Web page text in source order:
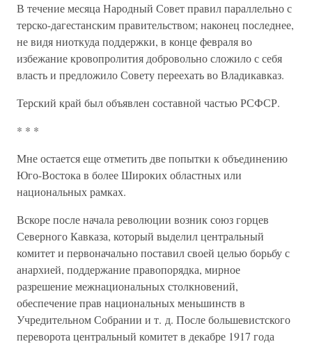
В течение месяца Народный Совет правил параллельно с
терско-дагестанским правительством; наконец последнее,
не видя ниоткуда поддержки, в конце февраля во
избежание кровопролития добровольно сложило с себя
власть и предложило Совету переехать во Владикавказ.
Терский край был объявлен составной частью РСФСР.
* * *
Мне остается еще отметить две попытки к объединению
Юго-Востока в более Широких областных или
национальных рамках.
Вскоре после начала революции возник союз горцев
Северного Кавказа, который выделил центральный
комитет и первоначально поставил своей целью борьбу с
анархией, поддержание правопорядка, мирное
разрешение межнациональных столкновений,
обеспечение прав национальных меньшинств в
Учредительном Собрании и т. д. После большевистского
переворота центральный комитет в декабре 1917 года